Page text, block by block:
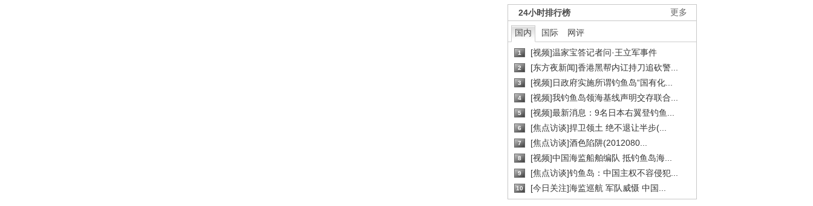
更多
24小时排行榜
国内 国际 网评
1 [视频]温家宝答记者问·王立军事件
2 [东方夜新闻]香港黑帮内讧持刀追砍警...
3 [视频]日政府实施所谓钓鱼岛“国有化...
4 [视频]我钓鱼岛领海基线声明交存联合...
5 [视频]最新消息：9名日本右翼登钓鱼...
6 [焦点访谈]捍卫领土 绝不退让半步(...
7 [焦点访谈]酒色陷阱(2012080...
8 [视频]中国海监船舶编队 抵钓鱼岛海...
9 [焦点访谈]钓鱼岛：中国主权不容侵犯...
10 [今日关注]海监巡航 军队威慑 中国...